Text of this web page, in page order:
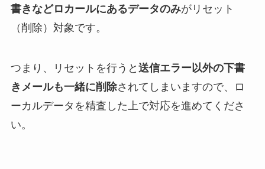
書きなどロカールにあるデータのみがリセット
（削除）対象です。
つまり、リセットを行うと 送信エラー以外の下書
きメールも一緒に削除されてしまいますので、ロ
ーカルデータを精査した上で対応を進めてくださ
い。